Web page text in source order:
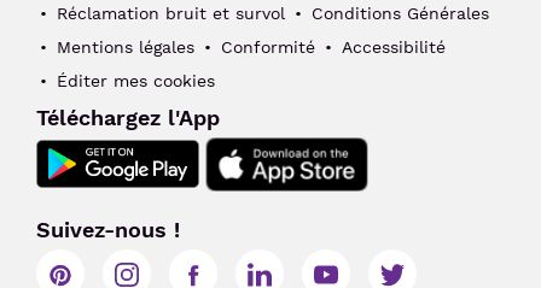
Réclamation bruit et survol
Conditions Générales
Mentions légales
Conformité
Accessibilité
Éditer mes cookies
Téléchargez l'App
Suivez-nous !